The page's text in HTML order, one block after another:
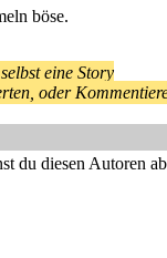
böse.
eine Story
oder
du diesen Autoren